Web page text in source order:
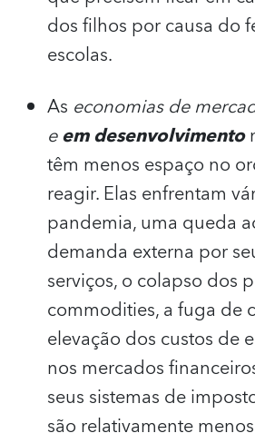
dos filhos por causa do
escolas.
As economias de
eem desenvolvimento
têm menos espaço no
reagir. Elas enfrentam
pandemia, uma queda
demanda externa por
serviços, o colapso dos
commodities, a fuga de
elevação dos custos de
nos mercados
seus sistemas de
são relativamente